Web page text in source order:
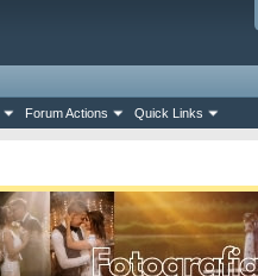
Forum Actions Quick Links